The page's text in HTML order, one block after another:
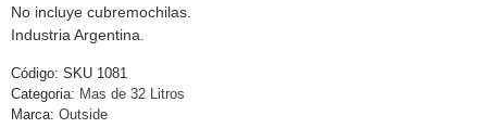
No incluye cubremochilas.
Industria Argentina.
Código: SKU 1081
Categoria: Mas de 32 Litros
Marca: Outside